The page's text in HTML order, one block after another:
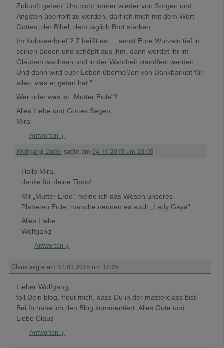
Zukunft gehen. Um nicht immer wieder von Sorgen und
Ängsten überrollt zu werden, darf ich mich mit dem Wort
Gottes, der Bibel, dem täglich Brot stärken.
Im Kolosserbrief 2,7 heißt es… „senkt Eure Wurzeln tief in
seinen Boden und schöpft aus ihm, dann werdet ihr im
Glauben wachsen und in der Wahrheit standfest werden.
Und dann wird euer Leben überfließen von Dankbarkeit für
alles, was er getan hat.“
Wer oder was ist „Mutter Erde“?
Alles Liebe und Gottes Segen,
Mira
Antworten ↓
Wolfgang Dodel sagte am 04.11.2015 um 23:05 :
Hallo Mira,
danke für deine Tipps!
Mit „Mutter Erde“ meine ich das Wesen unseres
Planeten Erde, manche nennen es auch „Lady Gaya“.
Alles Liebe
Wolfgang
Antworten ↓
Claus sagte am 13.01.2016 um 12:29 :
Lieber Wolfgang,
toll Dein blog, freut mich, dass Du in der masterclass bist.
Bei fb habe ich den Blog kommentiert. Alles Gute und
Liebe Claus
Antworten ↓